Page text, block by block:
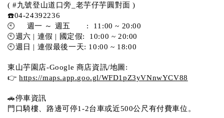
( #九號登山道口旁_老芋仔芋圓對面 )
☎️04-24392236
🕙     週一 ～ 週五       :  11:00 ~ 20:00
🕙週六 | 連假 | 國定假:  10:00 ~ 20:00
🕙週日 | 連假最後一天: 10:00 ~ 18:00
東山芋園店-Google 商店資訊/地圖:
👉 https://maps.app.goo.gl/WFD1pZ3yVNnwYCV88
🚗停車資訊
門口騎樓、路邊可停1-2台車或近500公尺有付費車位。